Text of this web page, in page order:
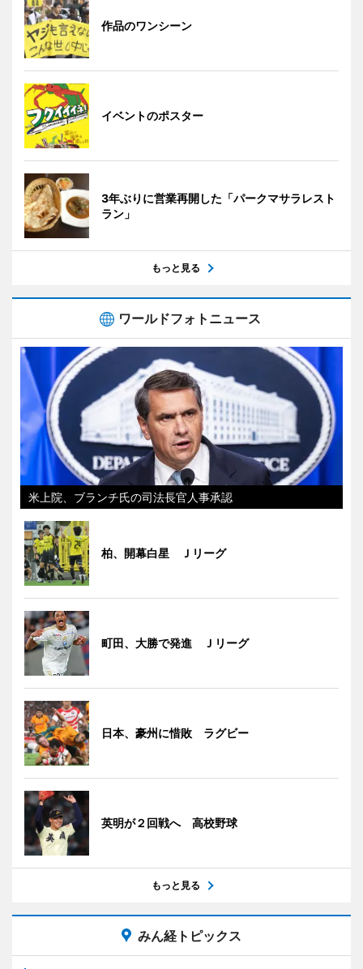
作品のワンシーン
イベントのポスター
3年ぶりに営業再開した「パークマサラレスト
ラン」
もっと見る
ワールドフォトニュース
米上院、ブランチ氏の司法長官人事承認
柏、開幕白星 Ｊリーグ
町田、大勝で発進 Ｊリーグ
日本、豪州に惜敗 ラグビー
英明が２回戦へ 高校野球
もっと見る
みん経トピックス